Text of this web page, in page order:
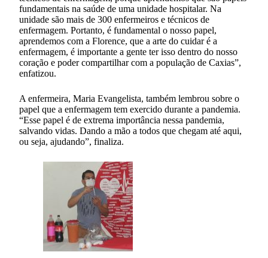
fundamentais na saúde de uma unidade hospitalar. Na
unidade são mais de 300 enfermeiros e técnicos de
enfermagem. Portanto, é fundamental o nosso papel,
aprendemos com a Florence, que a arte do cuidar é a
enfermagem, é importante a gente ter isso dentro do nosso
coração e poder compartilhar com a população de Caxias”,
enfatizou.
A enfermeira, Maria Evangelista, também lembrou sobre o
papel que a enfermagem tem exercido durante a pandemia.
“Esse papel é de extrema importância nessa pandemia,
salvando vidas. Dando a mão a todos que chegam até aqui,
ou seja, ajudando”, finaliza.